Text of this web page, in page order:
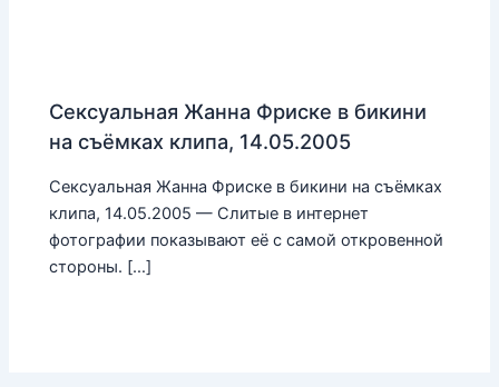
Сексуальная Жанна Фриске в бикини
на съёмках клипа, 14.05.2005
Сексуальная Жанна Фриске в бикини на съёмках
клипа, 14.05.2005 — Слитые в интернет
фотографии показывают её с самой откровенной
стороны. […]